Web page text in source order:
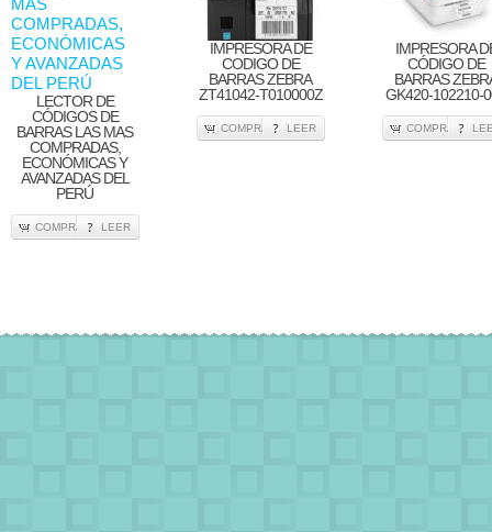
LECTOR DE
CÓDIGOS DE
BARRAS LAS MAS
COMPRADAS,
ECONÓMICAS Y
AVANZADAS DEL
PERÚ
COMPRA LEER
IMPRESORA DE
CODIGO DE
BARRAS ZEBRA
ZT41042-T010000Z
COMPRA LEER
IMPRESORA
CÓDIGO DE
BARRAS
GK420-102210-
COMPRA